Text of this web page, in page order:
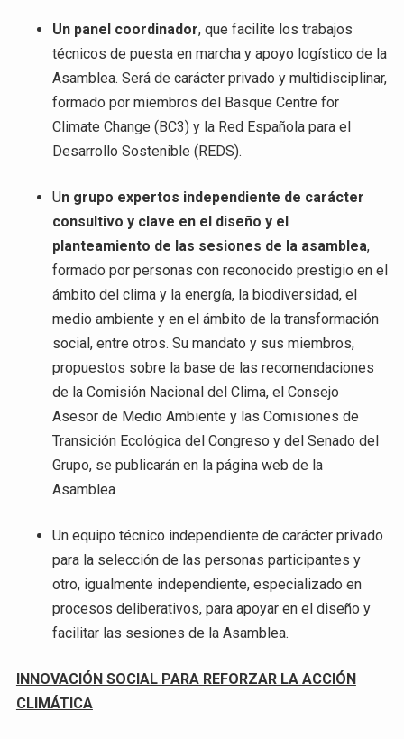
Un panel coordinador, que facilite los trabajos
técnicos de puesta en marcha y apoyo logístico de la
Asamblea. Será de carácter privado y multidisciplinar,
formado por miembros del Basque Centre for
Climate Change (BC3) y la Red Española para el
Desarrollo Sostenible (REDS).
Un grupo expertos independiente de carácter
consultivo y clave en el diseño y el
planteamiento de las sesiones de la asamblea,
formado por personas con reconocido prestigio en el
ámbito del clima y la energía, la biodiversidad, el
medio ambiente y en el ámbito de la transformación
social, entre otros. Su mandato y sus miembros,
propuestos sobre la base de las recomendaciones
de la Comisión Nacional del Clima, el Consejo
Asesor de Medio Ambiente y las Comisiones de
Transición Ecológica del Congreso y del Senado del
Grupo, se publicarán en la página web de la
Asamblea
Un equipo técnico independiente de carácter privado
para la selección de las personas participantes y
otro, igualmente independiente, especializado en
procesos deliberativos, para apoyar en el diseño y
facilitar las sesiones de la Asamblea.
INNOVACIÓN SOCIAL PARA REFORZAR LA ACCIÓN
CLIMÁTICA